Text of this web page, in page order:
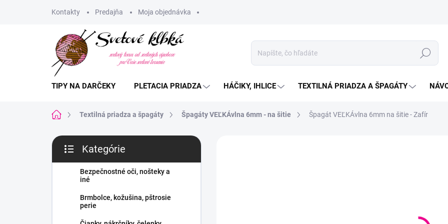
Kontakty Predajňa Moja objednávka
Hľadať
TIPY NA DARČEKY PLETACIA PRIADZA HÁČIKY, IHLICE TEXTILNÁ PRIADZA A ŠPAGÁTY
DomovTextilná priadza a špagáty Špagáty VEĽKÁvlna 6mm - na šitie Špagát VEĽKÁvlna 6mm na šitie - Zafír
B
č
kategórie
Kategórie
Bezpečnostné oči, nošteky a
iné
Brmbolce, kožušina, pštrosie
perie